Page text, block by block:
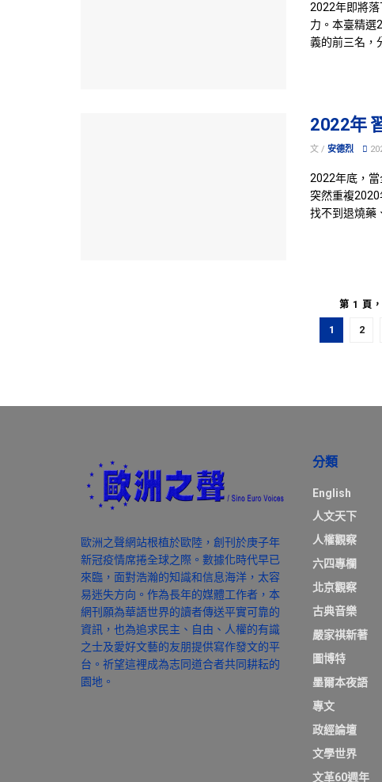
2022年即將
力。本臺精選
義的前三名，
2022年
文 / 安德烈
2022年底，
突然重複
找不到退燒藥
第 1 頁
1 2
歐洲之聲網站根植於歐陸，創刊於庚子年
新冠疫情席捲全球之際。數據化時代早已
來臨，面對浩瀚的知識和信息海洋，太容
易迷失方向。作為長年的媒體工作者，本
網刊願為華語世界的讀者傳送平實可靠的
資訊，也為追求民主、自由、人權的有識
之士及愛好文藝的友朋提供寫作發文的平
台。祈望這裡成為志同道合者共同耕耘的
園地。
分類
English
人文天下
人權觀察
六四專欄
北京觀察
古典音樂
嚴家祺新著
圖博特
墨爾本夜語
專文
政經論壇
文學世界
文革60週年